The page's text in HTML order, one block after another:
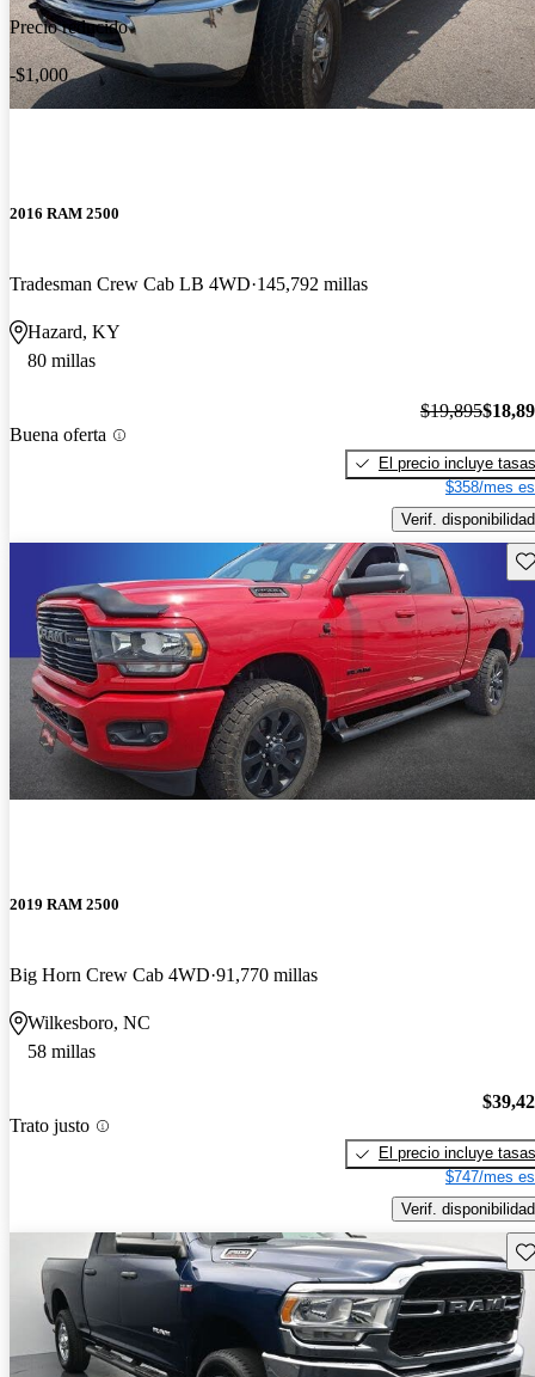
Precio reducido
-$1,000
2016 RAM 2500
Tradesman Crew Cab LB 4WD 145,792 millas
Hazard, KY
80 millas
Buena oferta
$19,895
El precio incluye tasas
$358/mes
Verif. disponibilidad
2019 RAM 2500
Big Horn Crew Cab 4WD 91,770 millas
Wilkesboro, NC
58 millas
Trato justo
El precio incluye tasas
$747/mes
Verif. disponibilidad